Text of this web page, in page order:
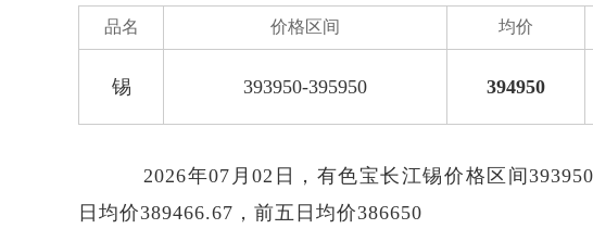
品名 价格区间 均价
锡 393950-395950 394950
2026年07月02日，有色宝长江锡价格区间
日均价389466.67，前五日均价386650